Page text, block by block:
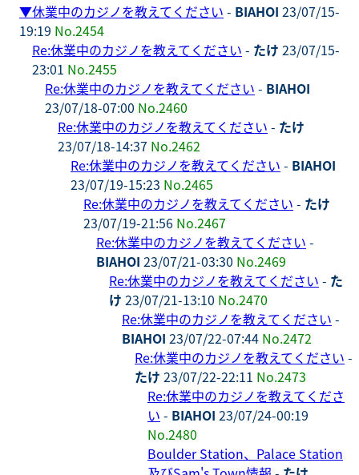
▼休業中のカジノを教えてください - BIAHOI 23/07/15-
19:19 No.2454
Re:休業中のカジノを教えてください - たけ 23/07/15-
23:01 No.2455
Re:休業中のカジノを教えてください - BIAHOI
23/07/18-07:00 No.2460
Re:休業中のカジノを教えてください - たけ
23/07/18-14:37 No.2462
Re:休業中のカジノを教えてください - BIAHOI
23/07/19-15:23 No.2465
Re:休業中のカジノを教えてください - たけ
23/07/19-21:56 No.2467
Re:休業中のカジノを教えてください -
BIAHOI 23/07/21-03:30 No.2469
Re:休業中のカジノを教えてください - た
け 23/07/21-13:10 No.2470
Re:休業中のカジノを教えてください -
BIAHOI 23/07/22-07:44 No.2472
Re:休業中のカジノを教えてください -
たけ 23/07/22-22:11 No.2473
Re:休業中のカジノを教えてくださ
い - BIAHOI 23/07/24-00:19
No.2480
Boulder Station、Palace Station